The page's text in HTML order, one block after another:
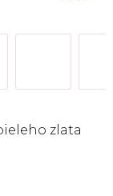
zlata